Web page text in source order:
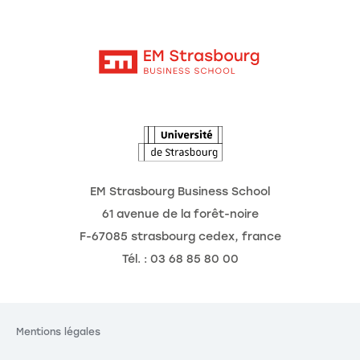
EM Strasbourg Business School
61 avenue de la forêt-noire
F-67085 strasbourg cedex, france
Tél. : 03 68 85 80 00
Mentions légales